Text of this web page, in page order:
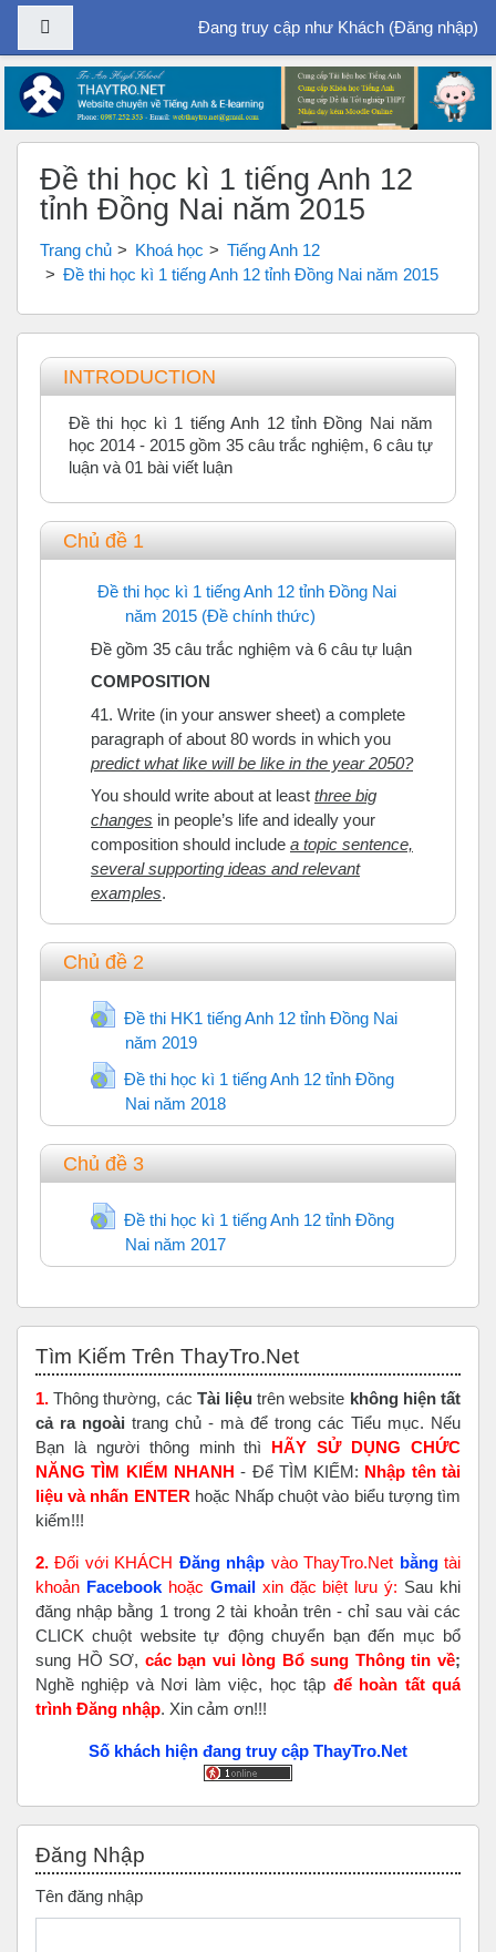
Chuyển tới nội dung chính
Bảng điều khiển cạnhĐang truy cập như Khách (Đăng nhập)
Đề thi học kì 1 tiếng Anh 12
tỉnh Đồng Nai năm 2015
Trang chủ Khoá học
Tiếng Anh 12
Đề thi học kì 1 tiếng Anh 12 tỉnh Đồng Nai năm 2015
Tổng quan các chủ đề
INTRODUCTION
Đề thi học kì 1 tiếng Anh 12 tỉnh Đồng Nai năm
học 2014 - 2015 gồm 35 câu trắc nghiệm, 6 câu tự
luận và 01 bài viết luận
Chủ đề 1
Đề thi học kì 1 tiếng Anh 12 tỉnh Đồng Nai
năm 2015 (Đề chính thức)Trắc nghiệm
Đề gồm 35 câu trắc nghiệm và 6 câu tự luận
COMPOSITION
41. Write (in your answer sheet) a complete
paragraph of about 80 words in which you
predict what like will be like in the year 2050?
You should write about at least three big
changes in people’s life and ideally your
composition should include a topic sentence,
several supporting ideas and relevant
examples.
Chủ đề 2
Đề thi HK1 tiếng Anh 12 tỉnh Đồng Nai
năm 2019
URL
Đề thi học kì 1 tiếng Anh 12 tỉnh Đồng
Nai năm 2018
URL
Chủ đề 3
Đề thi học kì 1 tiếng Anh 12 tỉnh Đồng
Nai năm 2017
URL
Tìm Kiếm Trên ThayTro.Net
1. Thông thường, các Tài liệu trên website không hiện tất
cả ra ngoài trang chủ - mà để trong các Tiểu mục. Nếu
Bạn là người thông minh thì HÃY SỬ DỤNG CHỨC
NĂNG TÌM KIẾM NHANH - Để TÌM KIẾM: Nhập tên tài
liệu và nhấn ENTER hoặc Nhấp chuột vào biểu tượng tìm
kiếm!!!
2. Đối với KHÁCH Đăng nhập vào ThayTro.Net bằngtài
khoản Facebook hoặc Gmailxin đặc biệt lưu ý: Sau khi
đăng nhập bằng 1 trong 2 tài khoản trên - chỉ sau vài các
CLICK chuột website tự động chuyển bạn đến mục bổ
sung HỒ SƠ, các bạn vui lòng Bổ sung Thông tin về;
Nghề nghiệp và Nơi làm việc, học tập để hoàn tấtquá
trình Đăng nhập. Xin cảm ơn!!!
Số khách hiện đang truy cập ThayTro.Net
Đăng Nhập
Tên đăng nhập